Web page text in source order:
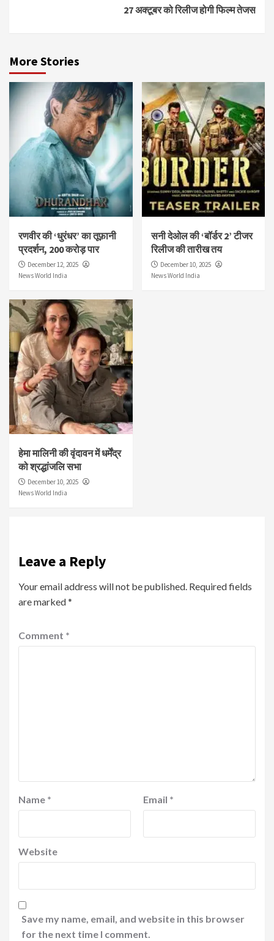
27 अक्टूबर को रिलीज होगी फिल्म तेजस
More Stories
रणवीर की ‘धुरंधर’ का तूफ़ानी
प्रदर्शन, 200 करोड़ पार
December 12, 2025
News World India
सनी देओल की ‘बॉर्डर 2’ टीजर
रिलीज की तारीख तय
December 10, 2025
News World India
हेमा मालिनी की वृंदावन में धर्मेंद्र
को श्रद्धांजलि सभा
December 10, 2025
News World India
Leave a Reply
Your email address will not be published. Required fields
are marked*
Comment *
Name * Email *
Website
Save my name, email, and website in this browser
for the next time I comment.